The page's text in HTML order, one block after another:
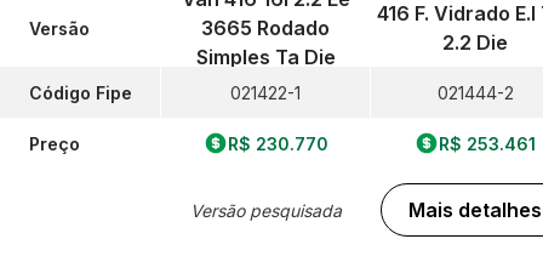
Versão
Código Fipe
Preço
3665 Rodado
Simples Ta Die
021422-1
R$ 230.770
Versão pesquisada
416 F. Vidrado E.l
2.2 Die
021444-2
R$ 253.461
Mais detalhes